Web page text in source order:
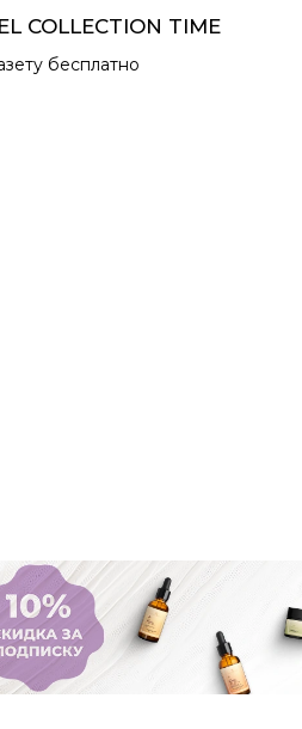
ухода, составы,
преимущества и
недостатки. Узнайте, чем
COLLECTION TIME
бесплатно